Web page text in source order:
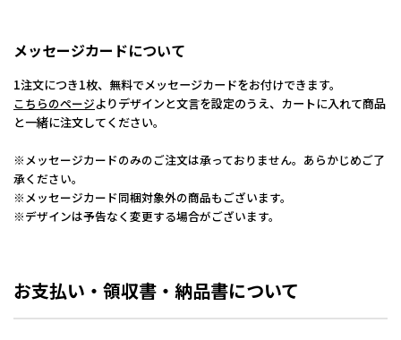
メッセージカードについて
1注文につき1枚、無料でメッセージカードをお付けできます。
こちらのページよりデザインと文言を設定のうえ、カートに入れて商品
と一緒に注文してください。
※メッセージカードのみのご注文は承っておりません。あらかじめご了
承ください。
※メッセージカード同梱対象外の商品もございます。
※デザインは予告なく変更する場合がございます。
お支払い・領収書・納品書について